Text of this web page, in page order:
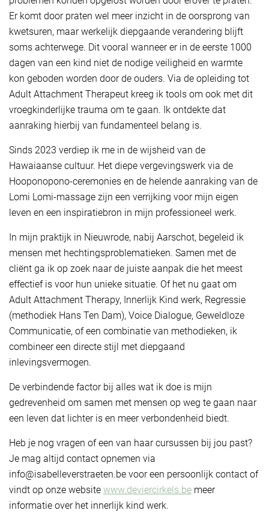
Er komt door praten wel meer inzicht in de oorsprong van
kwetsuren, maar werkelijk diepgaande verandering blijft
soms achterwege. Dit vooral wanneer er in de eerste 1000
dagen van een kind niet de nodige veiligheid en warmte
kon geboden worden door de ouders. Via de opleiding tot
Adult Attachment Therapeut kreeg ik tools om ook met dit
vroegkinderlijke trauma om te gaan. Ik ontdekte dat
aanraking hierbij van fundamenteel belang is.
Sinds 2023 verdiep ik me in de wijsheid van de
Hawaiaanse cultuur. Het diepe vergevingswerk via de
Hooponopono-ceremonies en de helende aanraking van de
Lomi Lomi-massage zijn een verrijking voor mijn eigen
leven en een inspiratiebron in mijn professioneel werk.
In mijn praktijk in Nieuwrode, nabij Aarschot, begeleid ik
mensen met hechtingsproblematieken. Samen met de
cliënt ga ik op zoek naar de juiste aanpak die het meest
effectief is voor hun unieke situatie. Of het nu gaat om
Adult Attachment Therapy, Innerlijk Kind werk, Regressie
(methodiek Hans Ten Dam), Voice Dialogue, Geweldloze
Communicatie, of een combinatie van methodieken, ik
combineer een directe stijl met diepgaand
inlevingsvermogen.
De verbindende factor bij alles wat ik doe is mijn
gedrevenheid om samen met mensen op weg te gaan naar
een leven dat lichter is en meer verbondenheid biedt.
Heb je nog vragen of een van haar cursussen bij jou past?
Je mag altijd contact opnemen via
info@isabelleverstraeten.be voor een persoonlijk contact of
vindt op onze website www.deviercirkels.be meer
informatie over het innerlijk kind werk.